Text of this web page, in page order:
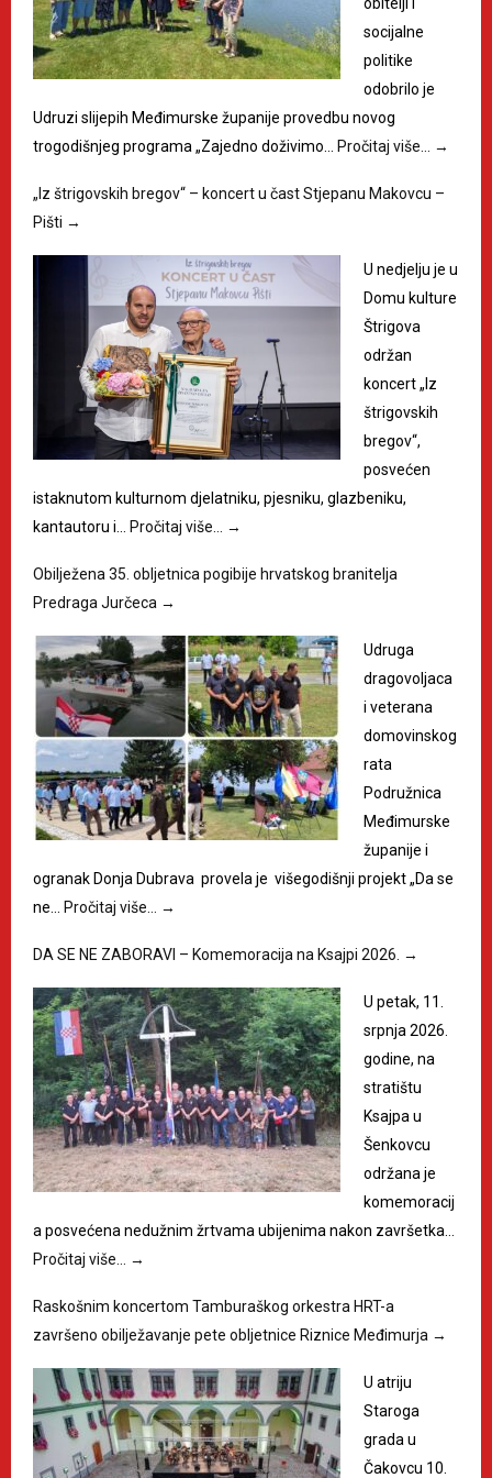
socijalne
politike
odobrilo je
Udruzi slijepih Međimurske županije provedbu novog
trogodišnjeg programa „Zajedno doživimo…
Pročitaj više… →
„Iz štrigovskih bregov“ – koncert u čast Stjepanu Makovcu –
Pišti →
U nedjelju je u
Domu kulture
Štrigova
održan
koncert „Iz
štrigovskih
bregov“,
posvećen
istaknutom kulturnom djelatniku, pjesniku, glazbeniku,
kantautoru i…
Pročitaj više… →
Obilježena 35. obljetnica pogibije hrvatskog branitelja
Predraga Jurčeca →
Udruga
dragovoljaca
i veterana
domovinskog
rata
Podružnica
Međimurske
županije i
ogranak Donja Dubrava provela je višegodišnji projekt „Da se
ne…
Pročitaj više… →
DA SE NE ZABORAVI – Komemoracija na Ksajpi 2026. →
U petak, 11.
srpnja 2026.
godine, na
stratištu
Ksajpa u
Šenkovcu
održana je
komemoracij
a posvećena nedužnim žrtvama ubijenima nakon završetka…
Pročitaj više…
→
Raskošnim koncertom Tamburaškog orkestra HRT-a
završeno obilježavanje pete obljetnice Riznice Međimurja →
U atriju
Staroga
grada u
Čakovcu 10.